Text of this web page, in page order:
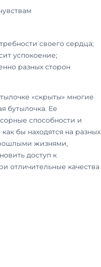
своего сердца;
успокоение;
разных сторон
«скрыты» многие
бутылочка. Ее
способности и
бы находятся на разных
жизнями,
доступ к
отличительные качества